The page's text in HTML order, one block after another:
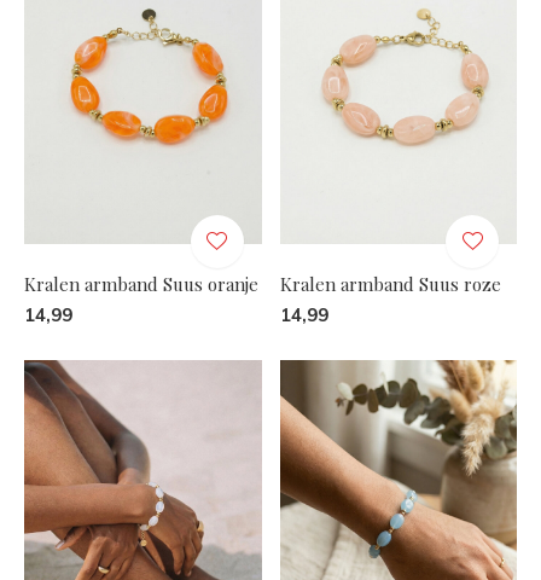
Kralen armband Suus oranje
14,99
Kralen armband Suus roze
14,99